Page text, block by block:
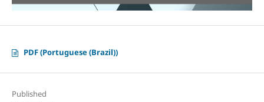
PDF (Portuguese (Brazil))
Published